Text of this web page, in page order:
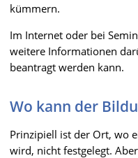
kümmern.
Im Internet oder bei
weitere Informationen
beantragt werden kann.
Wo kann der
Prinzipiell ist der Ort, wo
wird, nicht festgelegt.